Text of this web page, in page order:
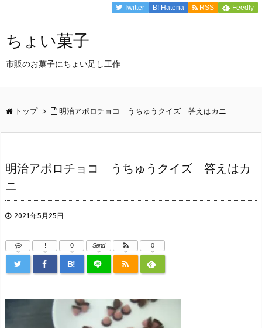
Twitter B! Hatena RSS Feedly
ちょい菓子
市販のお菓子にちょい足し工作
トップ > 明治アポロチョコ うちゅうクイズ 答えはカニ
明治アポロチョコ うちゅうクイズ 答えはカ
ニ
2021年5月25日
!
B!
0 Send 0